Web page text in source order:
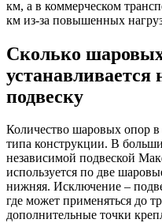
км, а в коммерческом
км из-за повышенных
Сколько
подвеску
Количество шаровых опор в
типа конструкции. В
независимой подвеской
используется по две
нижняя. Исключение –
где может применяться до
дополнительные точки